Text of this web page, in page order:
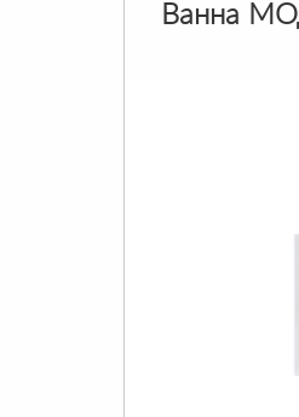
Ванна